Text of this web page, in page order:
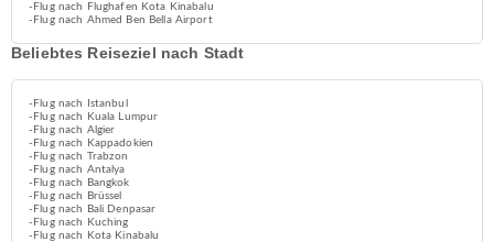
-Flug nach Flughafen Kota Kinabalu
-Flug nach Ahmed Ben Bella Airport
Beliebtes Reiseziel nach Stadt
-Flug nach Istanbul
-Flug nach Kuala Lumpur
-Flug nach Algier
-Flug nach Kappadokien
-Flug nach Trabzon
-Flug nach Antalya
-Flug nach Bangkok
-Flug nach Brüssel
-Flug nach Bali Denpasar
-Flug nach Kuching
-Flug nach Kota Kinabalu